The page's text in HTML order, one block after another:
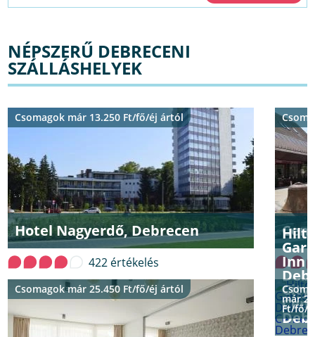
NÉPSZERŰ DEBRECENI
SZÁLLÁSHELYEK
Hotel Nagyerdő, Debrecen
Csomagok már 13.250 Ft/fő/éj ártól
422 értékelés
Csomagok már 25.450 Ft/fő/éj ártól
Inn
City
már
Ft/fő/